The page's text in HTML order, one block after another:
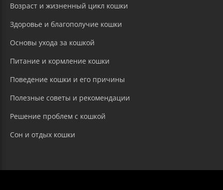
Возраст и жизненный цикл кошки
Здоровье и благополучие кошки
Основы ухода за кошкой
Питание и кормление кошки
Поведение кошки и его причины
Полезные советы и рекомендации
Решение проблем с кошкой
Сон и отдых кошки